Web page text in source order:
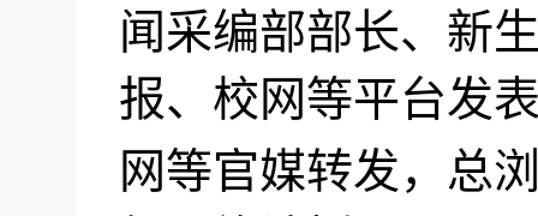
闻采编部部长、新
报、校网等平台发
网等官媒转发，总